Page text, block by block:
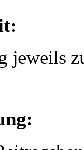
jeweils